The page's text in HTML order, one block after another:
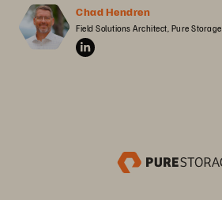
Chad Hendren
Field Solutions Architect, Pure Storage